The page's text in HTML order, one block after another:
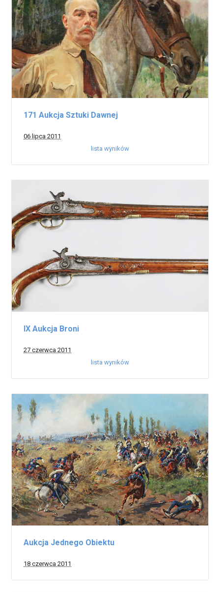
171 Aukcja Sztuki Dawnej
06 lipca 2011
lista wyników
IX Aukcja Broni
27 czerwca 2011
lista wyników
Aukcja Jednego Obiektu
18 czerwca 2011